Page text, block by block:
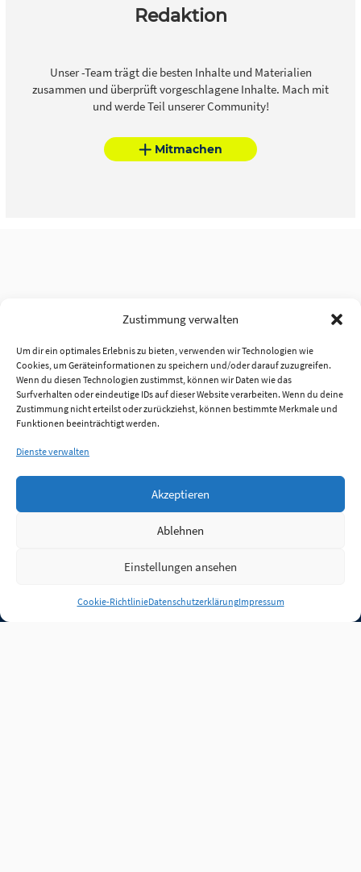
Zustimmung verwalten
Um dir ein optimales Erlebnis zu bieten, verwenden wir Technologien wie
Cookies, um Geräteinformationen zu speichern und/oder darauf zuzugreifen.
Wenn du diesen Technologien zustimmst, können wir Daten wie das
Surfverhalten oder eindeutige IDs auf dieser Website verarbeiten. Wenn du deine
Zustimmung nicht erteilst oder zurückziehst, können bestimmte Merkmale und
Funktionen beeinträchtigt werden.
Dienste verwalten
Akzeptieren
Ablehnen
Einstellungen ansehen
Cookie-RichtlinieDatenschutzerklärungImpressum
Redaktion
Unser -Team trägt die besten Inhalte und Materialien
zusammen und überprüft vorgeschlagene Inhalte. Mach mit
und werde Teil unserer Community!
Mitmachen
Anmelden
Jobs Partner FAQ Quellen